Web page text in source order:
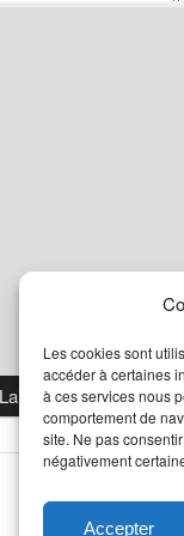
Les cookies sont
accéder à certaines
à ces services nous
comportement de
site. Ne pas
négativement
Accepter